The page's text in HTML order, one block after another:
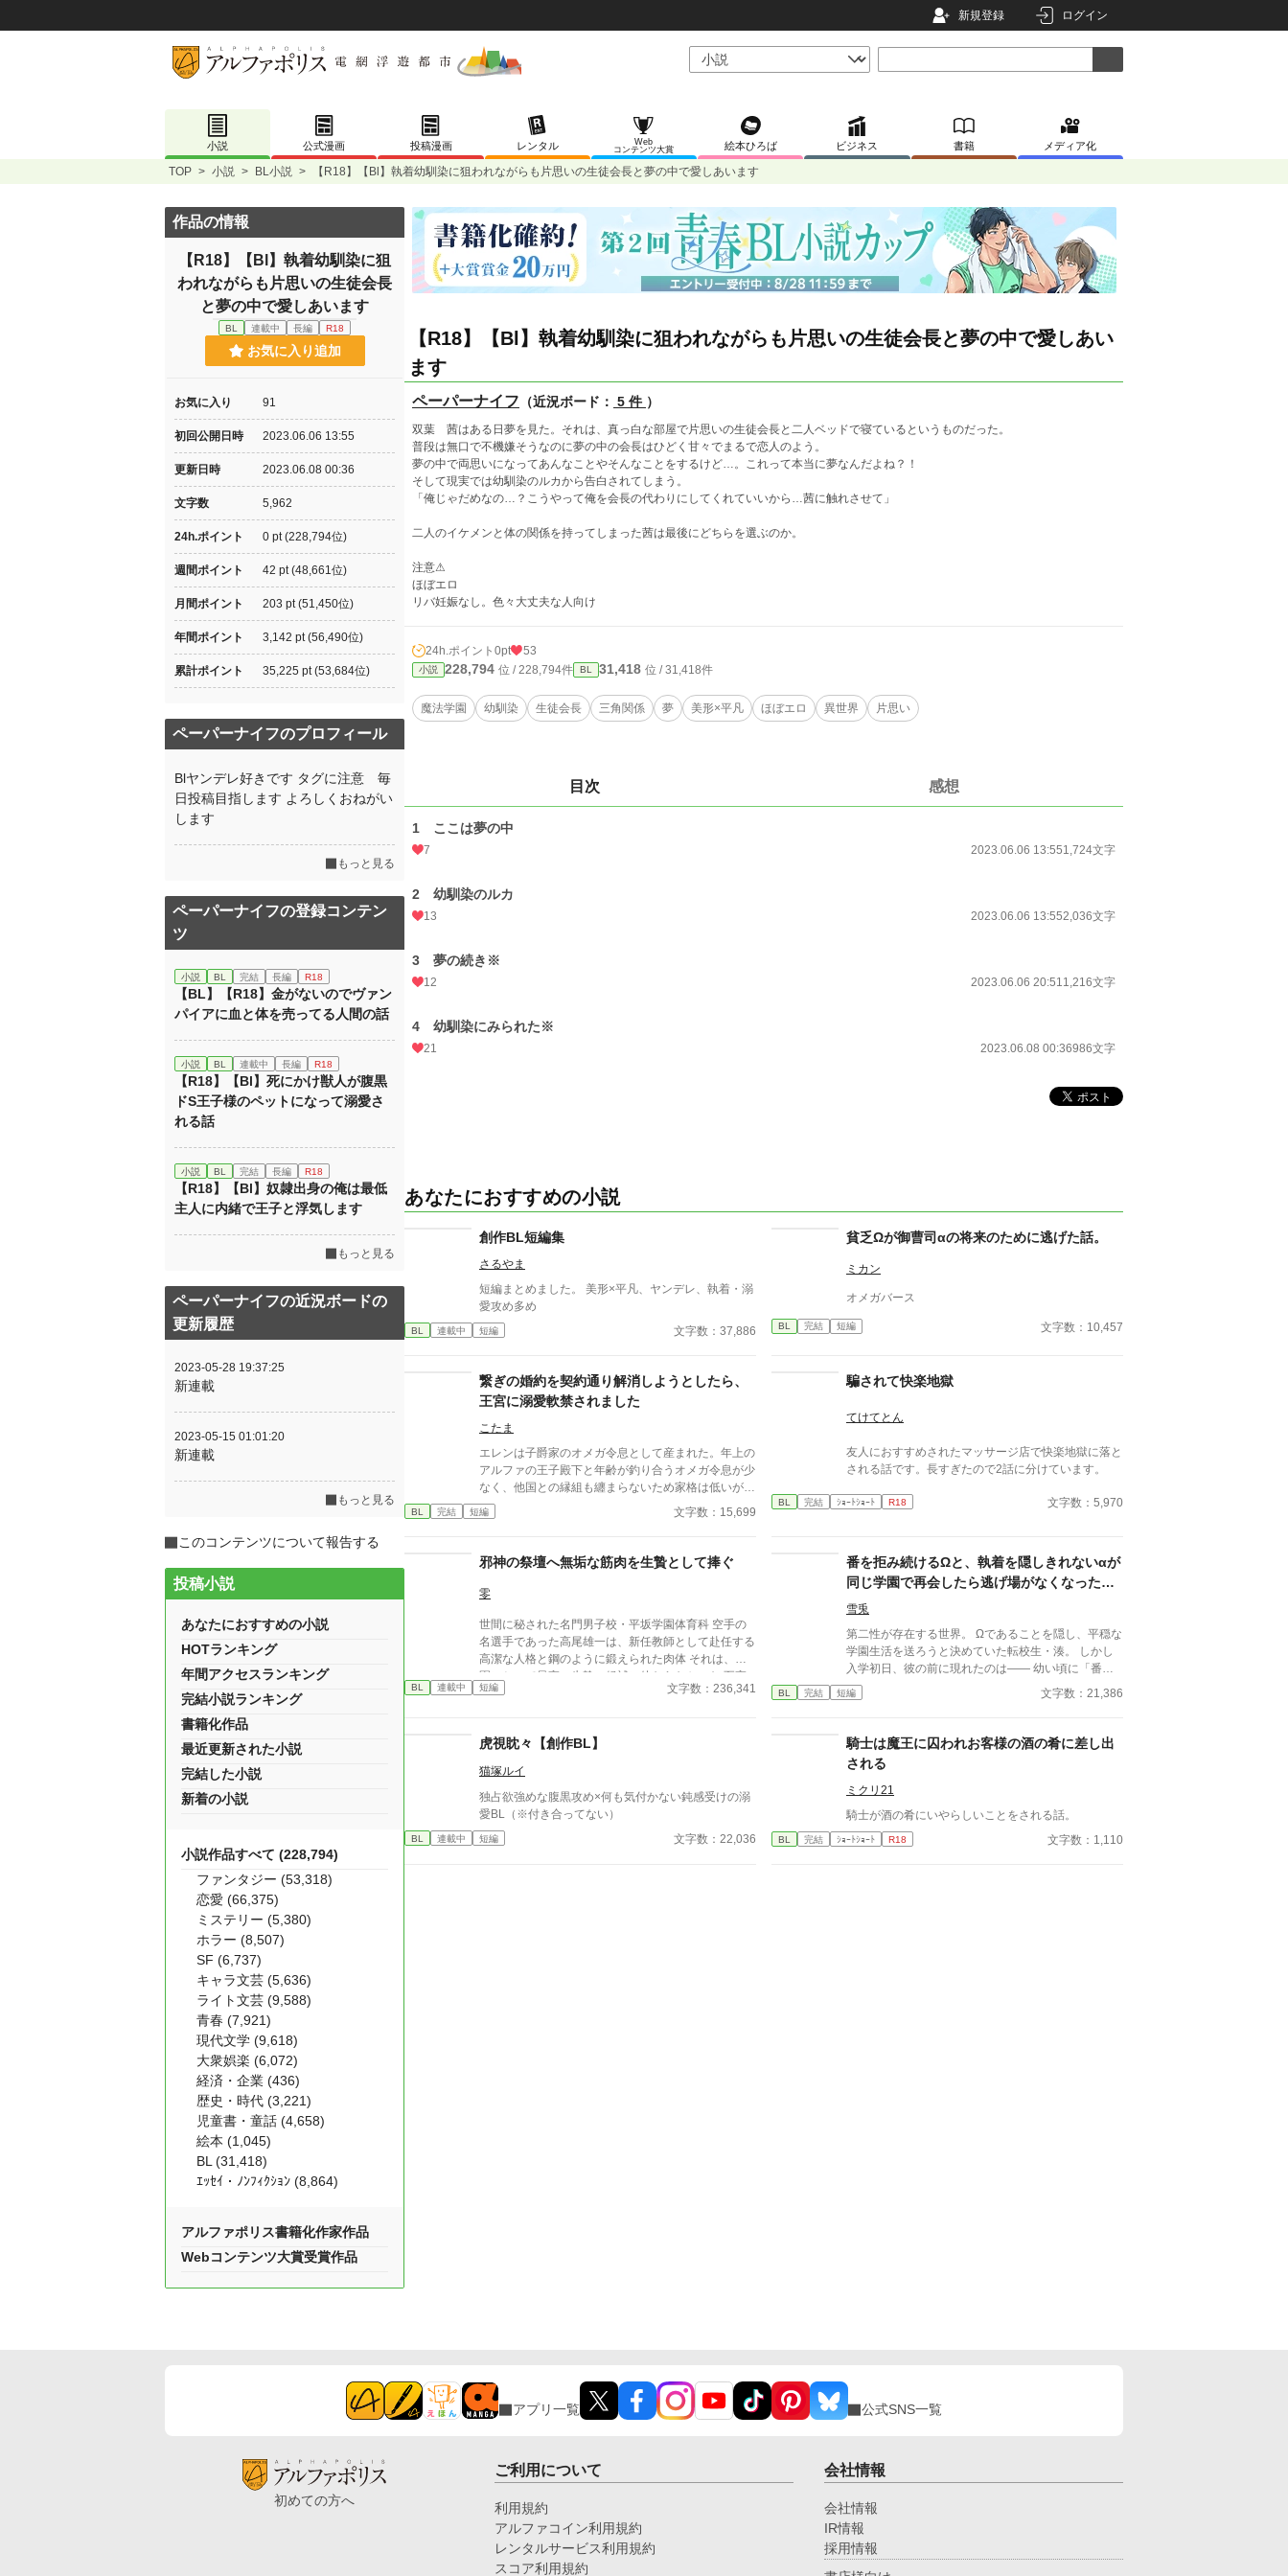
新規登録 ログイン
小説 公式漫画 投稿漫画 レンタル
Web
コンテンツ大賞
絵本ひろば ビジネス 書籍 メディア化
TOP > 小説 > BL小説 > 【R18】【Bl】執着幼馴染に狙われながらも片思いの生徒会長と夢の中で愛しあいます
【R18】【Bl】執着幼馴染に狙われながらも片思いの生徒会長と夢の中で愛しあい
ます
ペーパーナイフ （近況ボード： 5 件 ）
双葉 茜はある日夢を見た。それは、真っ白な部屋で片思いの生徒会長と二人ベッドで寝ているというものだった。
普段は無口で不機嫌そうなのに夢の中の会長はひどく甘々でまるで恋人のよう。
夢の中で両思いになってあんなことやそんなことをするけど…。これって本当に夢なんだよね？！
そして現実では幼馴染のルカから告白されてしまう。
「俺じゃだめなの…？こうやって俺を会長の代わりにしてくれていいから…茜に触れさせて」
二人のイケメンと体の関係を持ってしまった茜は最後にどちらを選ぶのか。
注意⚠
ほぼエロ
リバ妊娠なし。色々大丈夫な人向け
24h.ポイント 0pt 53
小説 228,794 位 / 228,794件 BL 31,418 位 / 31,418件
魔法学園 幼馴染 生徒会長 三角関係 夢 美形×平凡 ほぼエロ 異世界 片思い
目次 感想
1 ここは夢の中
7 2023.06.06 13:551,724文字
2 幼馴染のルカ
13 2023.06.06 13:552,036文字
3 夢の続き※
12 2023.06.06 20:511,216文字
4 幼馴染にみられた※
21 2023.06.08 00:36986文字
あなたにおすすめの小説
創作BL短編集
さるやま
短編まとめました。 美形×平凡、ヤンデレ、執着・溺
愛攻め多め
BL 連載中 短編 文字数：37,886
貧乏Ωが御曹司αの将来のために逃げた話。
ミカン
オメガバース
BL 完結 短編 文字数：10,457
繋ぎの婚約を契約通り解消しようとしたら、
王宮に溺愛軟禁されました
こたま
エレンは子爵家のオメガ令息として産まれた。年上の
アルファの王子殿下と年齢が釣り合うオメガ令息が少
なく、他国との縁組も纏まらないため家格は低いが繋
ぎとして一応婚約をしている。王子のことは兄のよう
に慕っており、初恋の人ではあるけれど、契約終了時
えていた。ところが婚約解消時期の直前に王子宮に軟
禁された。結婚を承諾するまでここから出さないと王
子から溢れるほどの愛を与えられる。ハッピーエンド
BL 完結 短編 文字数：15,699
騙されて快楽地獄
てけてとん
友人におすすめされたマッサージ店で快楽地獄に落と
される話です。長すぎたので2話に分けています。
BL 完結 ｼｮｰﾄｼｮｰﾄ R18 文字数：5,970
邪神の祭壇へ無垢な筋肉を生贄として捧ぐ
零
世間に秘された名門男子校・平坂学園体育科 空手の
名選手であった高尾雄一は、新任教師として赴任する
高潔な人格と鋼のように鍛えられた肉体 それは、学
園にとって最高の生贄の候補に他ならなかった 至高
の筋肉を持つ、精神を削られ意志をなくした青年を太
消える教師 山奥の男子校で繰り広げられるダークフ
BL 連載中 短編 文字数：236,341
番を拒み続けるΩと、執着を隠しきれないαが
同じ学園で再会したら逃げ場がなくなった話
――優等生αの過保護な束縛は恋か支配か
雪兎
第二性が存在する世界。 Ωであることを隠し、平穏な
学園生活を送ろうと決めていた転校生・湊。 しかし
入学初日、彼の前に現れたのは―― 幼い頃に「番に
なろう」と言ってきた幼馴染のα・蓮だった。 成績優
秀、容姿端麗、生徒から絶大な信頼を集める完璧な
いことを。 「大丈夫、全部管理してあげる」 「君が
困らないようにしてるだけだよ」 座席、時間割、交
友関係、体調管理。 いつの間にか整えられていく環
境。 逃げ場のない距離。 番を拒みたいΩと、手放す
気のないα。 これは保護か、それとも束縛か。 閉じた
学園の中で、二人の関係は静かに歪み始める――。
BL 完結 短編 文字数：21,386
虎視眈々【創作BL】
猫塚ルイ
独占欲強めな腹黒攻め×何も気付かない鈍感受けの溺
愛BL（※付き合ってない）
BL 連載中 短編 文字数：22,036
騎士は魔王に囚われお客様の酒の肴に差し出
される
ミクリ21
騎士が酒の肴にいやらしいことをされる話。
BL 完結 ｼｮｰﾄｼｮｰﾄ R18 文字数：1,110
作品の情報
【R18】【Bl】執着幼馴染に狙
われながらも片思いの生徒会長
と夢の中で愛しあいます
BL 連載中 長編 R18
お気に入り追加
お気に入り 91
初回公開日時 2023.06.06 13:55
更新日時 2023.06.08 00:36
文字数 5,962
24h.ポイント 0 pt (228,794位)
週間ポイント 42 pt (48,661位)
月間ポイント 203 pt (51,450位)
年間ポイント 3,142 pt (56,490位)
累計ポイント 35,225 pt (53,684位)
ペーパーナイフのプロフィール
Blヤンデレ好きです タグに注意 毎
日投稿目指します よろしくおねがい
します
もっと見る
ペーパーナイフの登録コンテン
ツ
小説 BL 完結 長編 R18
【BL】【R18】金がないのでヴァン
パイアに血と体を売ってる人間の話
小説 BL 連載中 長編 R18
【R18】【Bl】死にかけ獣人が腹黒
ドS王子様のペットになって溺愛さ
れる話
小説 BL 完結 長編 R18
【R18】【Bl】奴隷出身の俺は最低
主人に内緒で王子と浮気します
もっと見る
ペーパーナイフの近況ボードの
更新履歴
2023-05-28 19:37:25
新連載
2023-05-15 01:01:20
新連載
もっと見る
このコンテンツについて報告する
投稿小説
あなたにおすすめの小説
HOTランキング
年間アクセスランキング
完結小説ランキング
書籍化作品
最近更新された小説
完結した小説
新着の小説
小説作品すべて (228,794)
ファンタジー (53,318)
恋愛 (66,375)
ミステリー (5,380)
ホラー (8,507)
SF (6,737)
キャラ文芸 (5,636)
ライト文芸 (9,588)
青春 (7,921)
現代文学 (9,618)
大衆娯楽 (6,072)
経済・企業 (436)
歴史・時代 (3,221)
児童書・童話 (4,658)
絵本 (1,045)
BL (31,418)
ｴｯｾｲ・ﾉﾝﾌｨｸｼｮﾝ (8,864)
アルファポリス書籍化作家作品
Webコンテンツ大賞受賞作品
アプリ一覧 公式SNS一覧
初めての方へ
ご利用について
利用規約
アルファコイン利用規約
レンタルサービス利用規約
スコア利用規約
会社情報
会社情報
IR情報
採用情報